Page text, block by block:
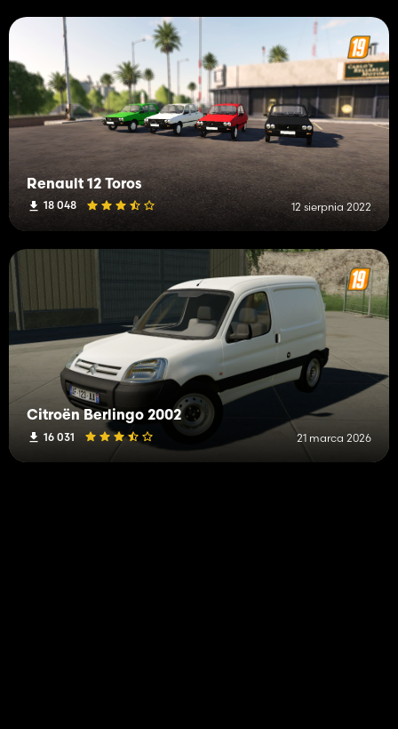
Renault 12 Toros
18 048 12 sierpnia 2022
Citroën Berlingo 2002
16 031 21 marca 2026